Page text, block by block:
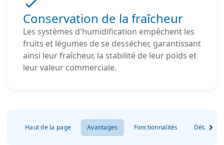
Conservation de la fraîcheur
Les systèmes d'humidification empêchent les
fruits et légumes de se dessécher, garantissant
ainsi leur fraîcheur, la stabilité de leur poids et
leur valeur commerciale.
Haut de la page Avantages Fonctionnalités Détails